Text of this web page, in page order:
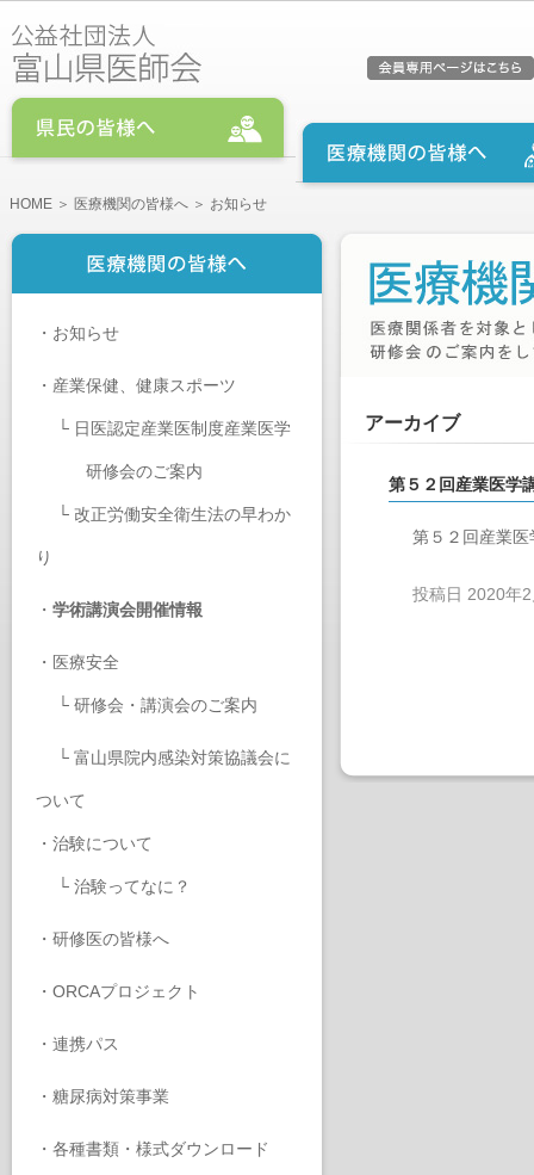
HOME ＞ 医療機関の皆様へ ＞ お知らせ
・ お知らせ
・ 産業保健、健康スポーツ
└ 日医認定産業医制度産業医学
研修会のご案内
└ 改正労働安全衛生法の早わか
り
・ 学術講演会開催情報
・ 医療安全
└ 研修会・講演会のご案内
└ 富山県院内感染対策協議会に
ついて
・ 治験について
└ 治験ってなに？
・ 研修医の皆様へ
・ ORCAプロジェクト
・ 連携パス
・ 糖尿病対策事業
・ 各種書類・様式ダウンロード
アーカイブ
第５２回産業医学
第５２回産業
投稿日 2020年